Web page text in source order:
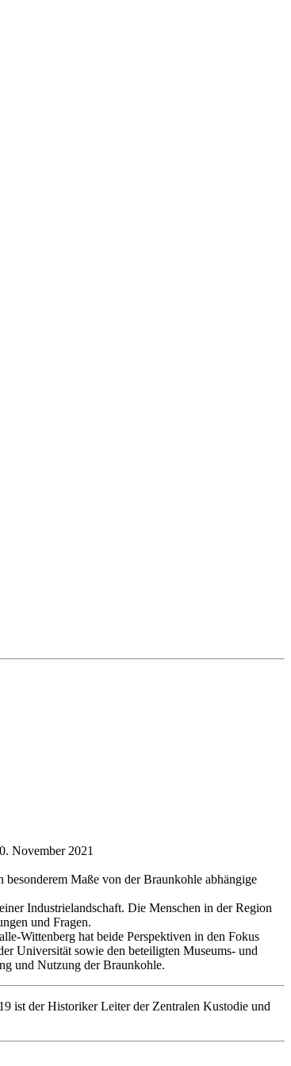
November 2021
Maße von der Braunkohle abhängige
Industrielandschaft. Die Menschen in der Region
und Fragen.
Wittenberg hat beide Perspektiven in den Fokus
Universität sowie den beteiligten Museums- und
und Nutzung der Braunkohle.
ist der Historiker Leiter der Zentralen Kustodie und